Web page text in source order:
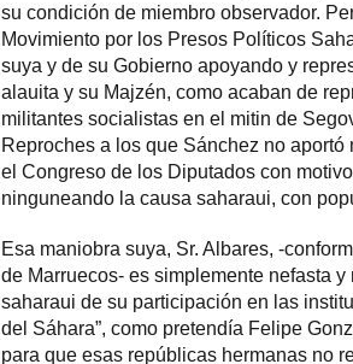
su condición de miembro observador.
Movimiento por los Presos Políticos
suya y de su Gobierno apoyando y
alauita y su Majzén, como acaban de
militantes socialistas en el mitin de
Reproches a los que Sánchez no
el Congreso de los Diputados con
ninguneando la causa saharaui, con
Esa maniobra suya, Sr. Albares, -
de Marruecos- es simplemente nefasta
saharaui de su participación en las
del Sáhara”, como pretendía Felipe
para que esas repúblicas hermanas no